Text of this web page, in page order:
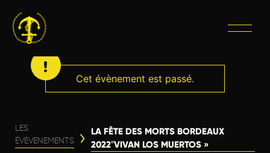
Cet évènement est passé.
LES
ÉVÈVENEMENTS
LA FÊTE DES MORTS BORDEAUX
2022″VIVAN LOS MUERTOS »